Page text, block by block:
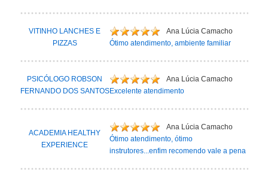
VITINHO LANCHES E
PIZZAS
Ana Lúcia Camacho
Ótimo atendimento, ambiente familiar
PSICÓLOGO ROBSON
FERNANDO DOS SANTOS
Ana Lúcia Camacho
Excelente atendimento
ACADEMIA HEALTHY
EXPERIENCE
Ana Lúcia Camacho
Ótimo atendimento, ótimo
instrutores...enfim recomendo vale a pena